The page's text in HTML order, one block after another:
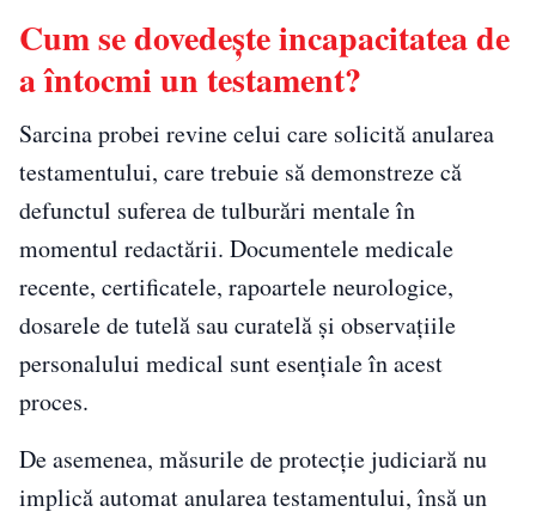
Cum se dovedește incapacitatea de
a întocmi un testament?
Sarcina probei revine celui care solicită anularea
testamentului, care trebuie să demonstreze că
defunctul suferea de tulburări mentale în
momentul redactării. Documentele medicale
recente, certificatele, rapoartele neurologice,
dosarele de tutelă sau curatelă și observațiile
personalului medical sunt esențiale în acest
proces.
De asemenea, măsurile de protecție judiciară nu
implică automat anularea testamentului, însă un